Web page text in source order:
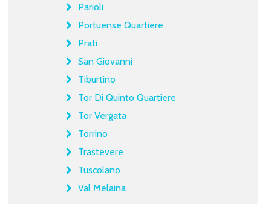
Parioli
Portuense Quartiere
Prati
San Giovanni
Tiburtino
Tor Di Quinto Quartiere
Tor Vergata
Torrino
Trastevere
Tuscolano
Val Melaina